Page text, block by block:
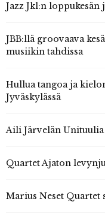
Jazz Jkl:n
JBB:llä groovaava
musiikin tahdissa
Hullua tangoa ja
Jyväskylässä
Aili Järvelän Unituulia
Quartet Ajaton
Marius Neset Quartet